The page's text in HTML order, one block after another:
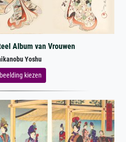
Album van Vrouwen
Yoshu
kiezen